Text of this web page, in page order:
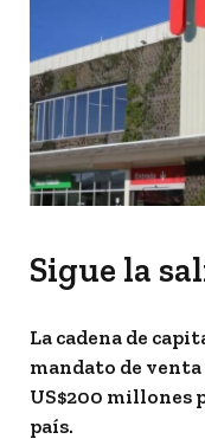
Sigue la
La cadena de
mandato de
US$200 millones
país.